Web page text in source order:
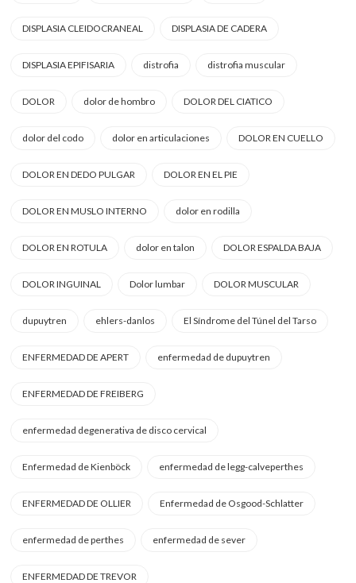
DISPLASIA CLEIDOCRANEAL DISPLASIA DE CADERA
DISPLASIA EPIFISARIA distrofia distrofia muscular
DOLOR dolor de hombro DOLOR DEL CIATICO
dolor del codo dolor en articulaciones DOLOR EN CUELLO
DOLOR EN DEDO PULGAR DOLOR EN EL PIE
DOLOR EN MUSLO INTERNO dolor en rodilla
DOLOR EN ROTULA dolor en talon DOLOR ESPALDA BAJA
DOLOR INGUINAL Dolor lumbar DOLOR MUSCULAR
dupuytren ehlers-danlos El Síndrome del Túnel del Tarso
ENFERMEDAD DE APERT enfermedad de dupuytren
ENFERMEDAD DE FREIBERG
enfermedad degenerativa de disco cervical
Enfermedad de Kienböck enfermedad de legg-calveperthes
ENFERMEDAD DE OLLIER Enfermedad de Osgood-Schlatter
enfermedad de perthes enfermedad de sever
ENFERMEDAD DE TREVOR